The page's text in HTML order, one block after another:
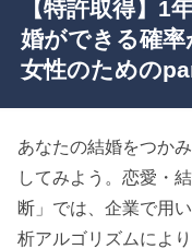
【特許取得】1
婚ができる確
女性のための
あなたの結婚をつか
してみよう。恋愛・
断」では、企業で用
析アルゴリズムによ